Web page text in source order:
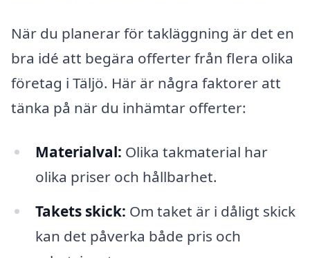
När du planerar för takläggning är det en
bra idé att begära offerter från flera olika
företag i Täljö. Här är några faktorer att
tänka på när du inhämtar offerter:
Materialval: Olika takmaterial har
olika priser och hållbarhet.
Takets skick: Om taket är i dåligt skick
kan det påverka både pris och